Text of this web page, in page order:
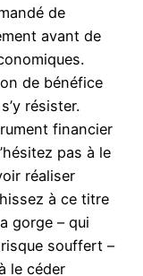
de
avant de
de bénéfice
résister.
financier
pas à le
réaliser
à ce titre
gorge – qui
souffert –
le céder